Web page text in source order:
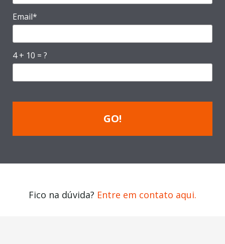
Email*
4 + 10 = ?
GO!
Fico na dúvida? Entre em contato aqui.